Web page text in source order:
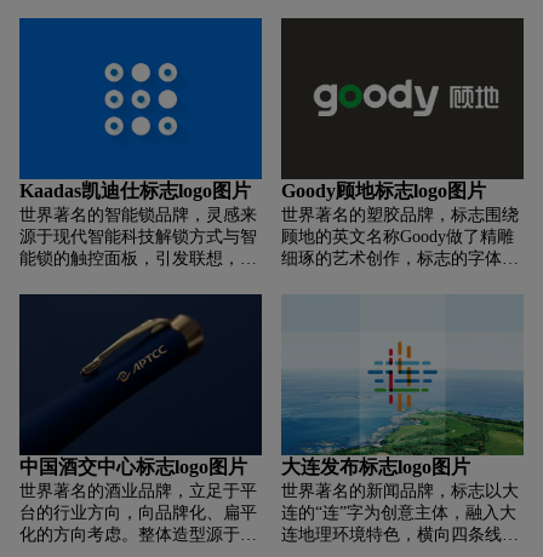
速派奇对消费者始终如一的承诺
与责任，同时也隐含速派奇要成
为行业领导品牌的目标与决心。
星形两侧的负形环抱星形，象征
念。
极简、留白、空灵、静心，一切
尽现，水到渠成。
Kaadas凯迪仕标志logo图片
世界著名的智能锁品牌，灵感来
源于现代智能科技解锁方式与智
能锁的触控面板，引发联想，贴
象外，也体现企业稳重方正、注
重品质、可信赖的精神理念；颜
色选用光感蓝塑造灵动与科技神
秘感，同时与智能锁的解释方式
共鸣，加深消费者品牌印象；以
Kaadas的首字母"K"连接触控
点，更具品牌价值，延伸品牌无
限可能。
Goody顾地标志logo图片
世界著名的塑胶品牌，标志围绕
顾地的英文名称Goody做了精雕
细琢的艺术创作，标志的字体形
相吻合。英文标志中的四
个"O"契合顾地管业的产品特
性，象征着管道，通向美好未
来。颜色上采用绿色，体现企业
的科技环保和社会责任感，深灰
色代表品质和尊贵，绿色与深灰
色的结合稳重又不失亲和。标志
的整体设计表现出来简洁、科
技、现代和国际感。
中国酒交中心标志logo图片
世界著名的酒业品牌，立足于平
台的行业方向，向品牌化、扁平
化的方向考虑。整体造型源于一
大连发布标志logo图片
世界著名的新闻品牌，标志以大
连的“连”字为创意主体，融入大
连地理环境特色，横向四条线由